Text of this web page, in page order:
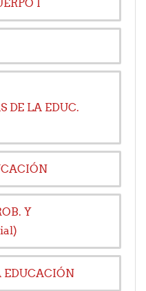
DE LA EDUC.
Y
EDUCACIÓN